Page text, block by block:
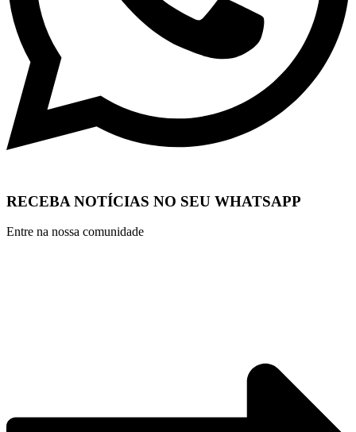
RECEBA NOTÍCIAS NO SEU WHATSAPP
Entre na nossa comunidade